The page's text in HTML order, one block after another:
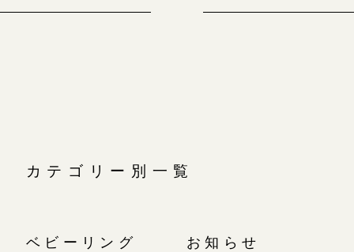
カテゴリー別一覧
ベビーリング お知らせ